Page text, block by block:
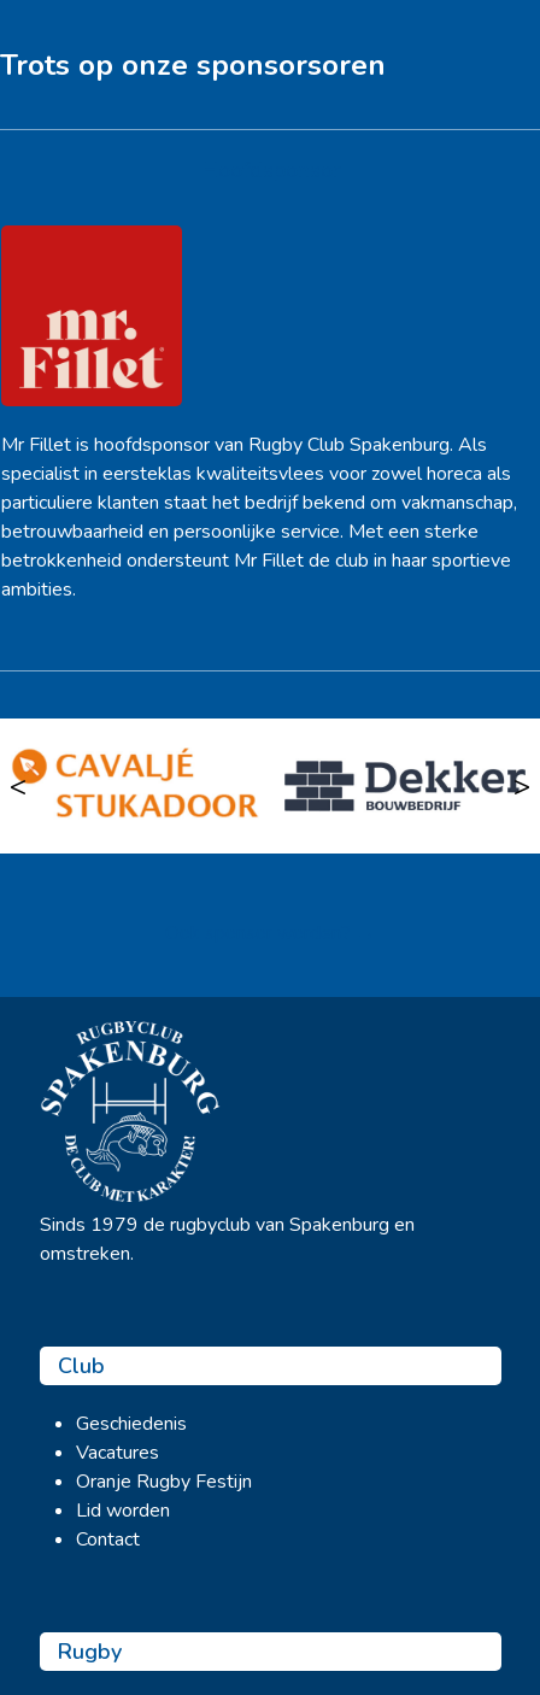
Trots op onze sponsorsoren
Mr Fillet is hoofdsponsor van Rugby Club Spakenburg. Als
specialist in eersteklas kwaliteitsvlees voor zowel horeca als
particuliere klanten staat het bedrijf bekend om vakmanschap,
betrouwbaarheid en persoonlijke service. Met een sterke
betrokkenheid ondersteunt Mr Fillet de club in haar sportieve
ambities.
< >
Sinds 1979 de rugbyclub van Spakenburg en
omstreken.
Club
Geschiedenis
Vacatures
Oranje Rugby Festijn
Lid worden
Contact
Rugby